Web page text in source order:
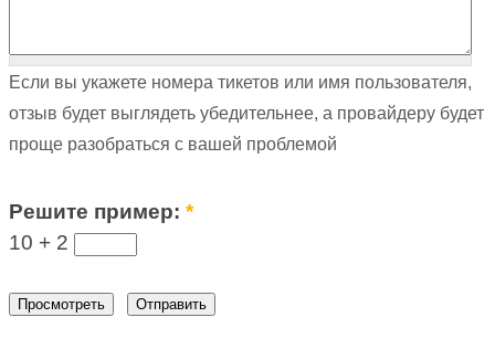
Если вы укажете номера тикетов или имя пользователя,
отзыв будет выглядеть убедительнее, а провайдеру будет
проще разобраться с вашей проблемой
Решите пример:*
10 + 2